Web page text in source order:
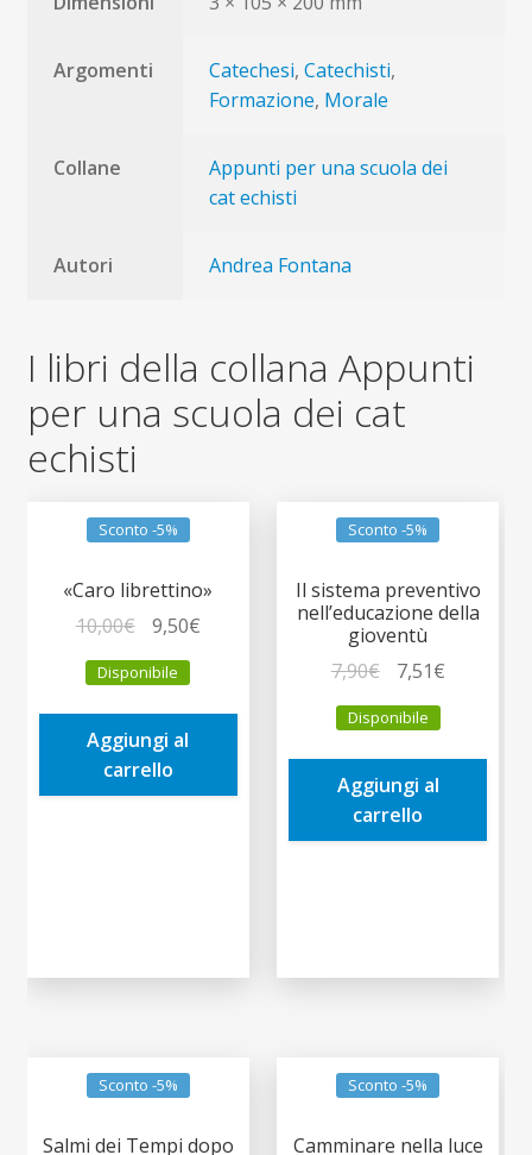
Argomenti Catechesi,Catechisti,
Formazione, Morale
Collane
Appunti per una scuola dei
cat echisti
Autori Andrea Fontana
I libri della collana Appunti
per una scuola dei cat
echisti
Sconto -5%
«Caro librettino»
10,00€
prezzo
originale
era:
10,00€.
9,50€Il
è:
Disponibile
Aggiungi al
carrello
Sconto -5%
Il sistema preventivo
nell’educazione della
gioventù
7,90€
prezzo
originale
era:
7,90€.
7,51€Il
è:
Disponibile
Aggiungi al
carrello
Sconto -5%
Salmi dei Tempi dopo
Sconto -5%
Camminare nella luce